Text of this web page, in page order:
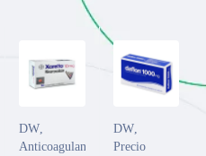
DW
Anticoagulantes
DW,
Precio